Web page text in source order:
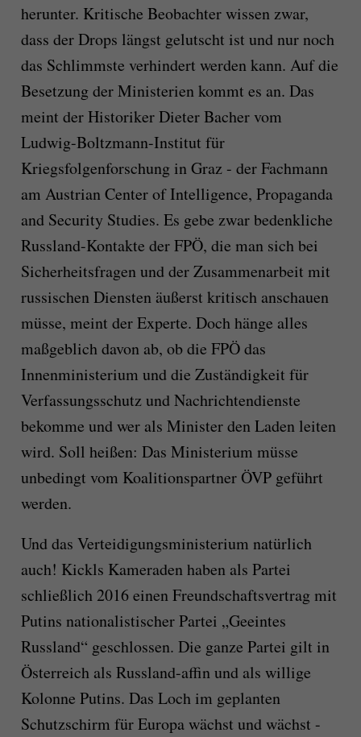
herunter. Kritische Beobachter wissen zwar,
dass der Drops längst gelutscht ist und nur noch
das Schlimmste verhindert werden kann. Auf die
Besetzung der Ministerien kommt es an. Das
meint der Historiker Dieter Bacher vom
Ludwig-Boltzmann-Institut für
Kriegsfolgenforschung in Graz - der Fachmann
am Austrian Center of Intelligence, Propaganda
and Security Studies. Es gebe zwar bedenkliche
Russland-Kontakte der FPÖ, die man sich bei
Sicherheitsfragen und der Zusammenarbeit mit
russischen Diensten äußerst kritisch anschauen
müsse, meint der Experte. Doch hänge alles
maßgeblich davon ab, ob die FPÖ das
Innenministerium und die Zuständigkeit für
Verfassungsschutz und Nachrichtendienste
bekomme und wer als Minister den Laden leiten
wird. Soll heißen: Das Ministerium müsse
unbedingt vom Koalitionspartner ÖVP geführt
werden.
Und das Verteidigungsministerium natürlich
auch! Kickls Kameraden haben als Partei
schließlich 2016 einen Freundschaftsvertrag mit
Putins nationalistischer Partei „Geeintes
Russland“ geschlossen. Die ganze Partei gilt in
Österreich als Russland-affin und als willige
Kolonne Putins. Das Loch im geplanten
Schutzschirm für Europa wächst und wächst -